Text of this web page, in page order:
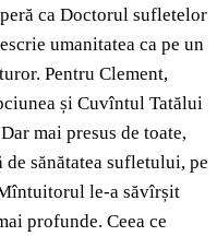
ca Doctorul sufletelor
umanitatea ca pe un
Pentru Clement,
și Cuvîntul Tatălui
mai presus de toate,
sănătatea sufletului, pe
le-a săvîrșit
profunde. Ceea ce